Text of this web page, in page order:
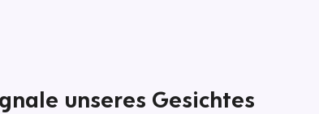
unseres Gesichtes